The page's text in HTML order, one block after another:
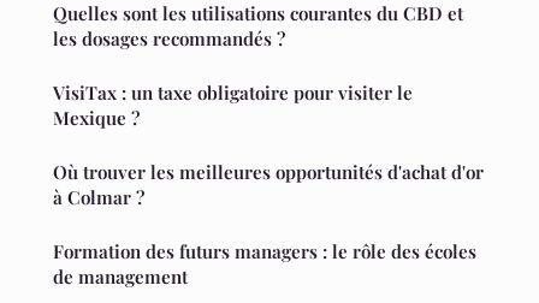
Quelles sont les utilisations courantes du CBD et
les dosages recommandés ?
VisiTax : un taxe obligatoire pour visiter le
Mexique ?
Où trouver les meilleures opportunités d'achat d'or
à Colmar ?
Formation des futurs managers : le rôle des écoles
de management